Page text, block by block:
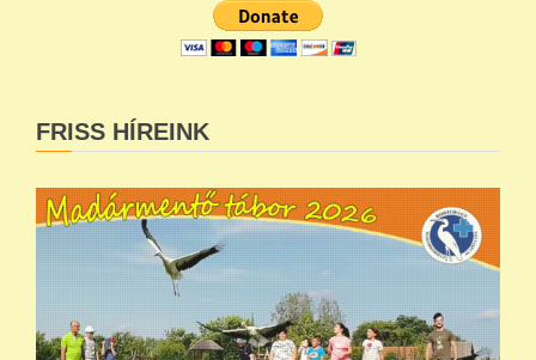
FRISS HÍREINK